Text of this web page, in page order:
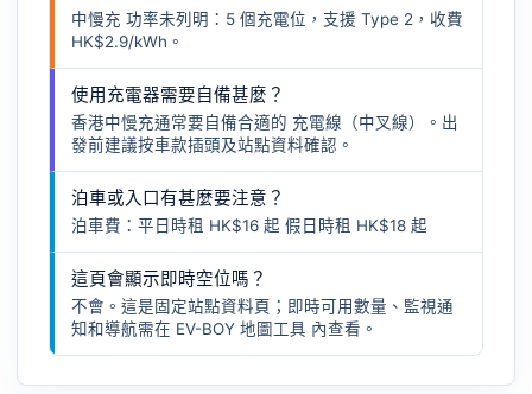
中慢充 功率未列明：5 個充電位，支援 Type 2，收費
HK$2.9/kWh。
使用充電器需要自備甚麼？
香港中慢充通常要自備合適的 充電線（中叉線）
。出
發前建議按車款插頭及站點資料確認。
泊車或入口有甚麼要注意？
泊車費：平日時租 HK$16 起 假日時租 HK$18 起
這頁會顯示即時空位嗎？
不會。這是固定站點資料頁；即時可用數量、監視通
知和導航需在 EV-BOY 地圖工具 內查看。